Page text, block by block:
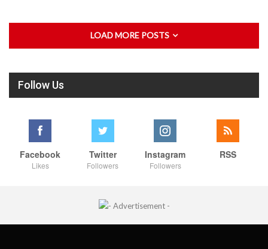
LOAD MORE POSTS
Follow Us
Facebook
Likes
Twitter
Followers
Instagram
Followers
RSS